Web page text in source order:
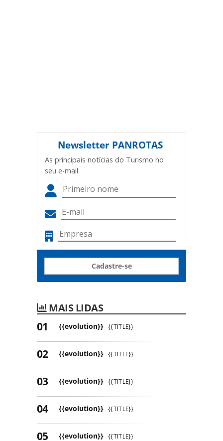
Newsletter PANROTAS
As principais notícias do Turismo no
seu e-mail
Cadastre-se
MAIS LIDAS
{{evolution}} {{TITLE}}
{{evolution}} {{TITLE}}
{{evolution}} {{TITLE}}
{{evolution}} {{TITLE}}
{{evolution}} {{TITLE}}